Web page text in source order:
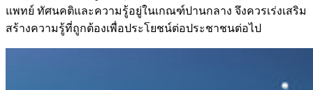
แพทย์ ทัศนคติและความรู้อยู่ในเกณฑ์ปานกลาง จึงควรเร่งเสริม
สร้างความรู้ที่ถูกต้องเพื่อประโยชน์ต่อประชาชนต่อไป